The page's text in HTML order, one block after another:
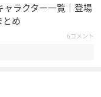
ャラクター一覧｜登場
とめ
6コメント